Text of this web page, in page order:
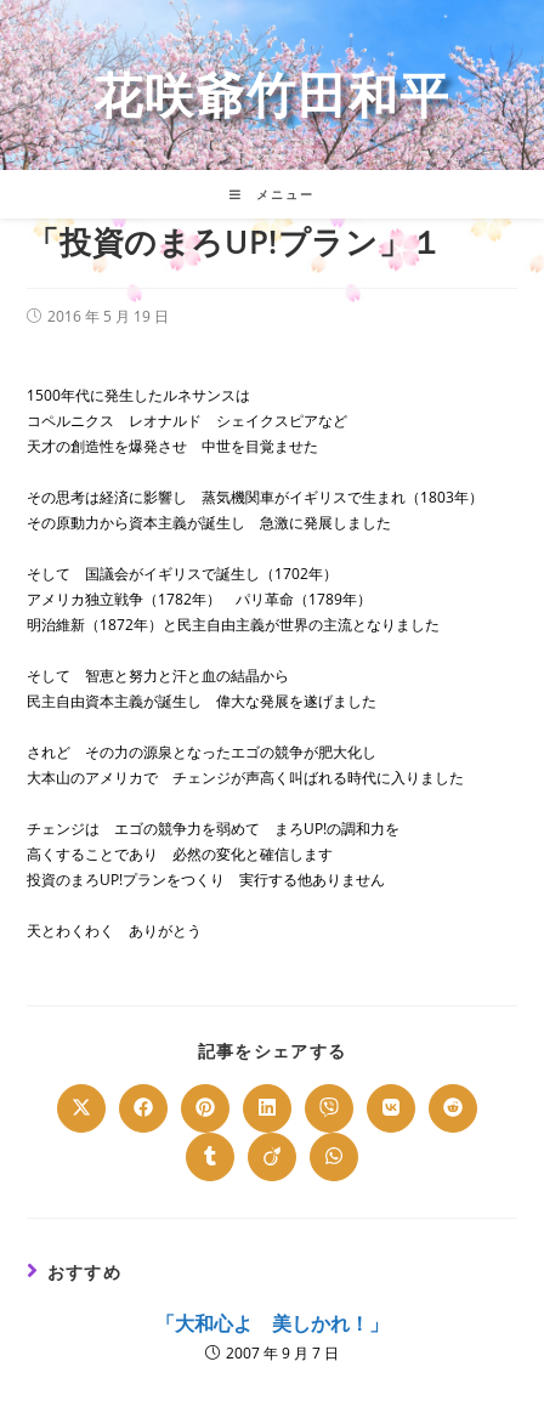
コ
ン
テ
ン
ツ
へ
ス
花咲爺竹田和平
メニュー
「投資のまろUP!プラン」１
投
日:
2016 年 5 月 19 日
1500年代に発生したルネサンスは
コペルニクス レオナルド シェイクスピアなど
天才の創造性を爆発させ 中世を目覚ませた
その思考は経済に影響し 蒸気機関車がイギリスで生まれ（1803年）
その原動力から資本主義が誕生し 急激に発展しました
そして 国議会がイギリスで誕生し（1702年）
アメリカ独立戦争（1782年） パリ革命（1789年）
明治維新（1872年）と民主自由主義が世界の主流となりました
そして 智恵と努力と汗と血の結晶から
民主自由資本主義が誕生し 偉大な発展を遂げました
されど その力の源泉となったエゴの競争が肥大化し
大本山のアメリカで チェンジが声高く叫ばれる時代に入りました
チェンジは エゴの競争力を弱めて まろUP!の調和力を
高くすることであり 必然の変化と確信します
投資のまろUP!プランをつくり 実行する他ありません
天とわくわく ありがとう
記事をシェアする
CONTENT
Opens
in
Opens
in
window
Opens
in
a
new
window
Opens
in
a
new
window
Opens
in
a
new
window
Opens
in
Opens
in
Opens
in
Opens
in
Opens
in
おすすめ
「大和心よ 美しかれ！」
2007 年 9 月 7 日